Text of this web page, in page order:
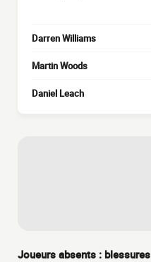
Darren Williams
Martin Woods
Daniel Leach
Joueurs absents : blessures